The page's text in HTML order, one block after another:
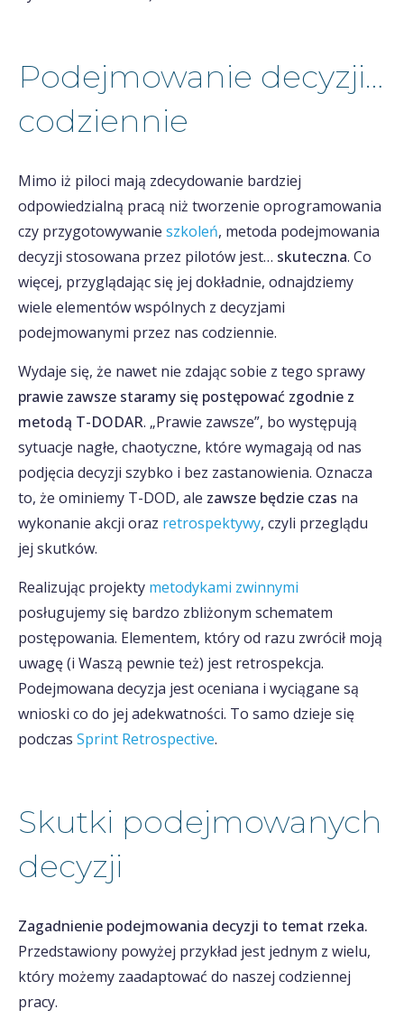
Podejmowanie decyzji…
codziennie
Mimo iż piloci mają zdecydowanie bardziej
odpowiedzialną pracą niż tworzenie oprogramowania
czy przygotowywanie szkoleń, metoda podejmowania
decyzji stosowana przez pilotów jest… skuteczna. Co
więcej, przyglądając się jej dokładnie, odnajdziemy
wiele elementów wspólnych z decyzjami
podejmowanymi przez nas codziennie.
Wydaje się, że nawet nie zdając sobie z tego sprawy
prawie zawsze staramy się postępować zgodnie z
metodą T-DODAR. „Prawie zawsze”, bo występują
sytuacje nagłe, chaotyczne, które wymagają od nas
podjęcia decyzji szybko i bez zastanowienia. Oznacza
to, że ominiemy T-DOD, ale zawsze będzie czas na
wykonanie akcji oraz retrospektywy, czyli przeglądu
jej skutków.
Realizując projekty metodykami zwinnymi
posługujemy się bardzo zbliżonym schematem
postępowania. Elementem, który od razu zwrócił moją
uwagę (i Waszą pewnie też) jest retrospekcja.
Podejmowana decyzja jest oceniana i wyciągane są
wnioski co do jej adekwatności. To samo dzieje się
podczas Sprint Retrospective.
Skutki podejmowanych
decyzji
Zagadnienie podejmowania decyzji to temat rzeka.
Przedstawiony powyżej przykład jest jednym z wielu,
który możemy zaadaptować do naszej codziennej
pracy.